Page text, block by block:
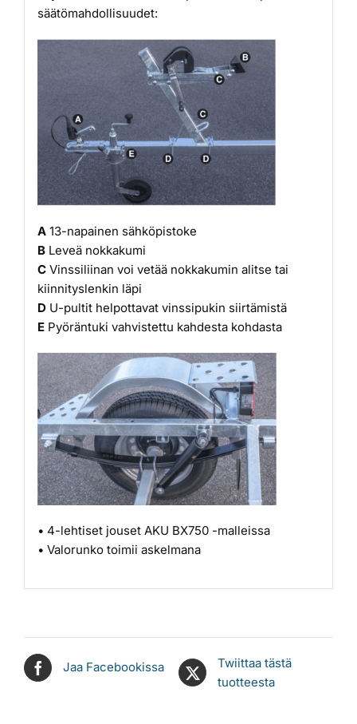
säätömahdollisuudet:
A13-napainen sähköpistoke
BLeveä nokkakumi
CVinssiliinan voi vetää nokkakumin alitse tai
kiinnityslenkin läpi
DU-pultit helpottavat vinssipukin siirtämistä
EPyöräntuki vahvistettu kahdesta kohdasta
• 4-lehtiset jouset AKU BX750 -malleissa
• Valorunko toimii askelmana
Jaa Facebookissa
Twiittaa tästä
tuotteesta